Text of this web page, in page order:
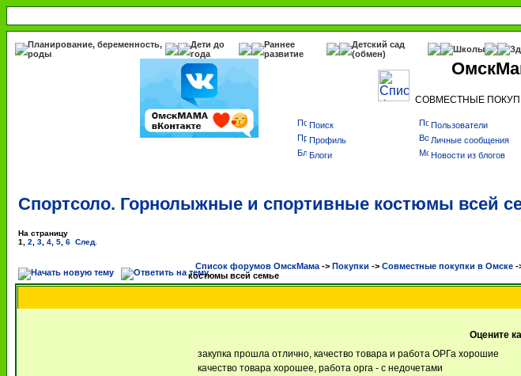
Планирование, беременность,
роды
Дети до
года
Раннее
развитие
Детский сад
(обмен)
Школы
СОВМЕСТНЫЕ
Поиск
Пользователи
Профиль
Личные сообщения
Блоги
Новости из блогов
Спортсоло. Горнолыжные и спортивные костюмы всей
На страницу
1
2 3 4 5 6 След.
Список форумов ОмскМама -> Покупки -> Cовместные покупки в Омске -
костюмы всей семье
Оцените
закупка прошла отлично, качество товара и работа ОРГа хорошие
качество товара хорошее, работа орга - с недочетами